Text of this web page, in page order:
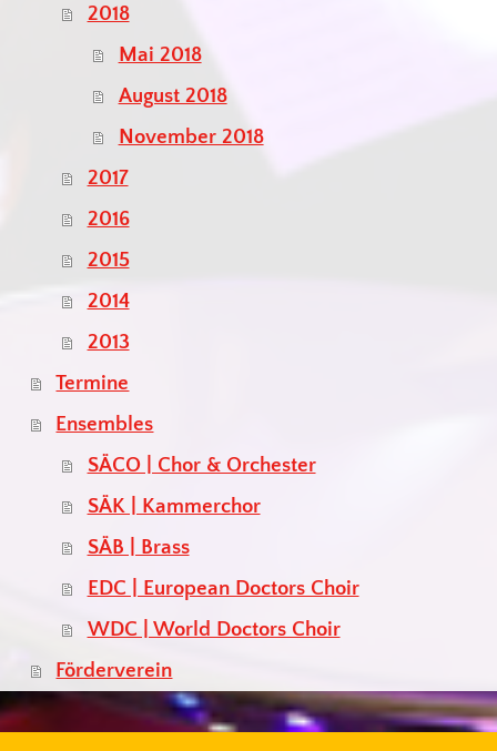
2018
Mai 2018
August 2018
November 2018
2017
2016
2015
2014
2013
Termine
Ensembles
SÄCO | Chor & Orchester
SÄK | Kammerchor
SÄB | Brass
EDC | European Doctors Choir
WDC | World Doctors Choir
Förderverein